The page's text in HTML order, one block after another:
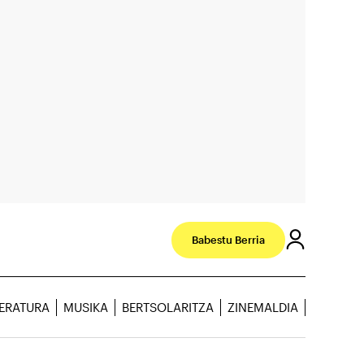
Babestu Berria
MUSIKA BERTSOLARITZA ZINEMALDIA